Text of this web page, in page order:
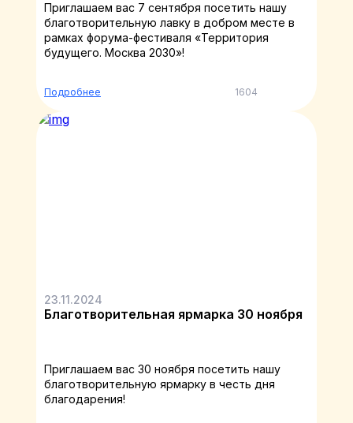
Приглашаем вас 7 сентября посетить нашу
благотворительную лавку в добром месте в
рамках форума-фестиваля «Территория
будущего. Москва 2030»!
Подробнее 1604
23.11.2024
Благотворительная ярмарка 30 ноября
Приглашаем вас 30 ноября посетить нашу
благотворительную ярмарку в честь дня
благодарения!